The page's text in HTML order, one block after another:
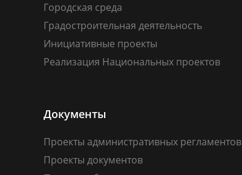
Городская среда
Градостроительная деятельность
Инициативные проекты
Реализация Национальных проектов
Документы
Проекты административных регламентов
Проекты документов